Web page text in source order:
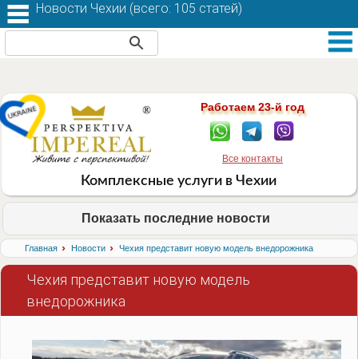
Работаем 23-й год
Все контакты
Комплексные услуги в Чехии
Показать последние новости
Главная › Новости › Чехия представит новую модель внедорожника
Чехия представит новую модель
внедорожника
Новости Чехии (всего: 105 статей)